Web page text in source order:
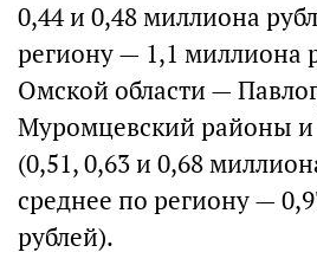
0,44 и 0,48 миллиона
региону — 1,1 миллиона
Омской области —
Муромцевский районы
(0,51, 0,63 и 0,68
среднее по региону —
рублей).